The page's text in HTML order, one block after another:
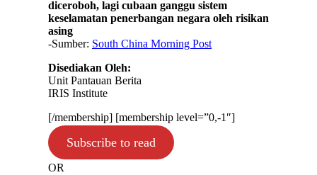
diceroboh, lagi cubaan ganggu sistem
keselamatan penerbangan negara oleh risikan
asing
-Sumber: South China Morning Post
Disediakan Oleh:
Unit Pantauan Berita
IRIS Institute
[/membership] [membership level=”0,-1″]
Subscribe to read
OR